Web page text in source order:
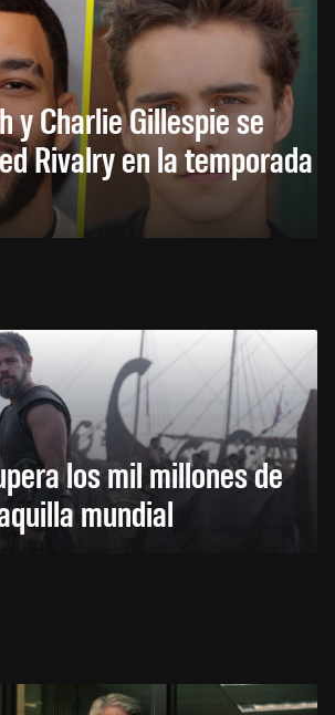
y Charlie Gillespie se
Rivalry en la temporada
los mil millones de
mundial